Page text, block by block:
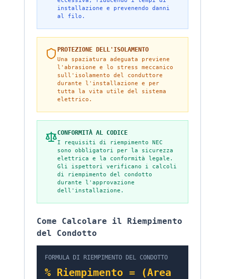
installazione e prevenendo danni
al filo.
PROTEZIONE DELL'ISOLAMENTO
Una spaziatura adeguata previene
l'abrasione e lo stress meccanico
sull'isolamento del conduttore
durante l'installazione e per
tutta la vita utile del sistema
elettrico.
CONFORMITÀ AL CODICE
I requisiti di riempimento NEC
sono obbligatori per la sicurezza
elettrica e la conformità legale.
Gli ispettori verificano i calcoli
di riempimento del condotto
durante l'approvazione
dell'installazione.
Come Calcolare il Riempimento
del Condotto
FORMULA DI RIEMPIMENTO DEL CONDOTTO
% Riempimento = (Area